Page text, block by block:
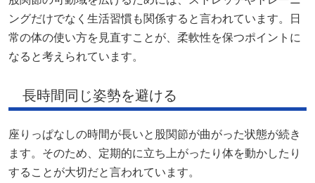
ングだけでなく生活習慣も関係すると言われています。日
常の体の使い方を見直すことが、柔軟性を保つポイントに
なると考えられています。
長時間同じ姿勢を避ける
座りっぱなしの時間が長いと股関節が曲がった状態が続き
ます。そのため、定期的に立ち上がったり体を動かしたり
することが大切だと言われています。